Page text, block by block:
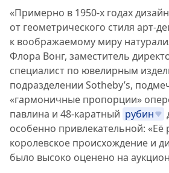
«Примерно в 1950-х годах
от геометрического стиля арт-
к воображаемому миру
Флора Вонг, заместитель
специалист по ювелирным
подразделении Sotheby’s,
«гармоничные пропорции»
павлина и 48-каратный рубин
особенно привлекательной: «Её
королевское происхождение и
было высоко оценено на